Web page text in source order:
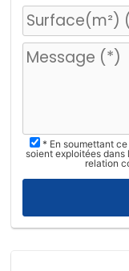
u
z
s
* En soumettant
soient exploitées dans
relation